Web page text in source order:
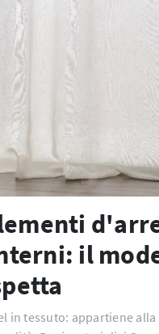
il
in tessuto: appartiene